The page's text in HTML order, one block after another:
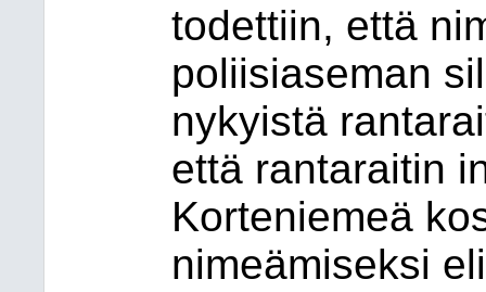
todettiin, että
poliisiaseman
nykyistä
että rantaraitin
Korteniemeä
nimeämiseksi